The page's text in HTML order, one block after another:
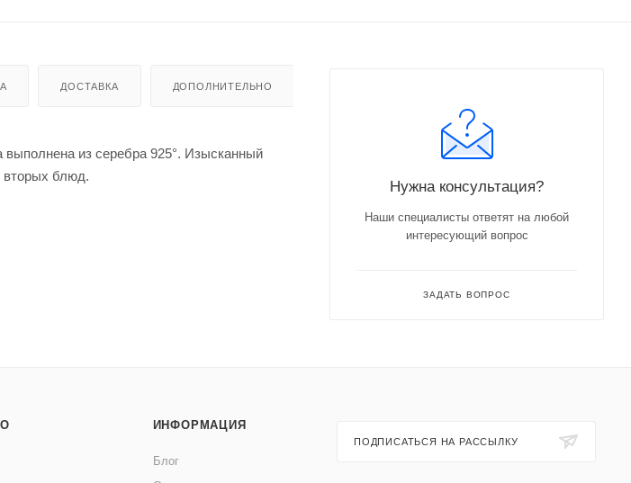
ДОСТАВКА ДОПОЛНИТЕЛЬНО
выполнена из серебра 925°. Изысканный
вторых блюд.
Нужна консультация?
Наши специалисты ответят на любой
интересующий вопрос
ЗАДАТЬ ВОПРОС
ИНФОРМАЦИЯ
Блог
ПОДПИСАТЬСЯ НА РАССЫЛКУ